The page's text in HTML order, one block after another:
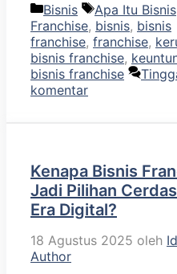
Kategori
Bisnis Tag
Apa Itu Bisnis
Franchise, bisnis, bisnis
franchise, franchise,
bisnis franchise,
bisnis franchise
komentar
Kenapa Bisnis
Jadi Pilihan
Era Digital?
18 Agustus 2025 oleh
Author